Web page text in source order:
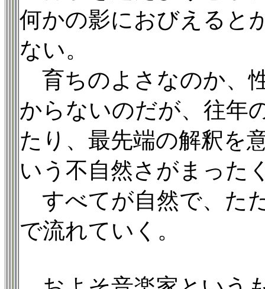
何かの影におびえると
ない。
育ちのよさなのか、
からないのだが、往年
たり、最先端の解釈を
いう不自然さがまった
すべてが自然で、た
で流れていく。